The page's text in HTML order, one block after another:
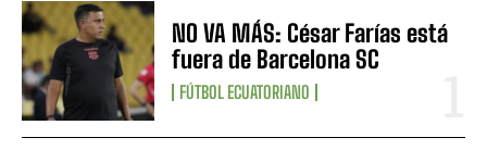
NO VA MÁS: César Farías está
fuera de Barcelona SC
FÚTBOL ECUATORIANO